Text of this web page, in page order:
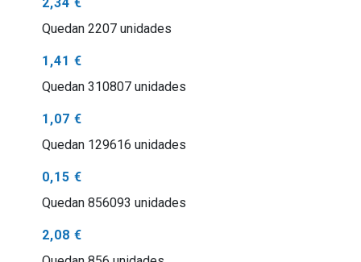
2,34 €
Quedan 2207 unidades
1,41 €
Quedan 310807 unidades
1,07 €
Quedan 129616 unidades
0,15 €
Quedan 856093 unidades
2,08 €